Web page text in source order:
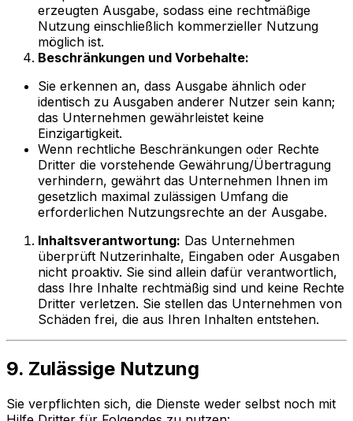
erzeugten Ausgabe, sodass eine rechtmäßige
Nutzung einschließlich kommerzieller Nutzung
möglich ist.
Beschränkungen und Vorbehalte:
Sie erkennen an, dass Ausgabe ähnlich oder
identisch zu Ausgaben anderer Nutzer sein kann;
das Unternehmen gewährleistet keine
Einzigartigkeit.
Wenn rechtliche Beschränkungen oder Rechte
Dritter die vorstehende Gewährung/Übertragung
verhindern, gewährt das Unternehmen Ihnen im
gesetzlich maximal zulässigen Umfang die
erforderlichen Nutzungsrechte an der Ausgabe.
Inhaltsverantwortung: Das Unternehmen
überprüft Nutzerinhalte, Eingaben oder Ausgaben
nicht proaktiv. Sie sind allein dafür verantwortlich,
dass Ihre Inhalte rechtmäßig sind und keine Rechte
Dritter verletzen. Sie stellen das Unternehmen von
Schäden frei, die aus Ihren Inhalten entstehen.
9. Zulässige Nutzung
Sie verpflichten sich, die Dienste weder selbst noch mit